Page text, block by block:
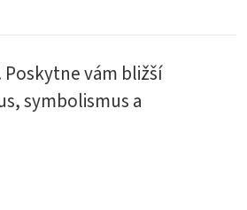
vám bližší
symbolismus a